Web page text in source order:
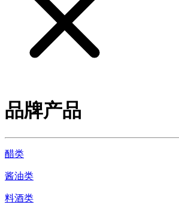
品牌产品
醋类
酱油类
料酒类